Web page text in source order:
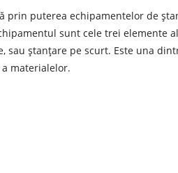
puterea echipamentelor de
sunt cele trei elemente
sau ștanțare pe scurt. Este una
materialelor.